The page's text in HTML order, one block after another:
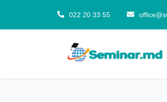
022 20 33 55